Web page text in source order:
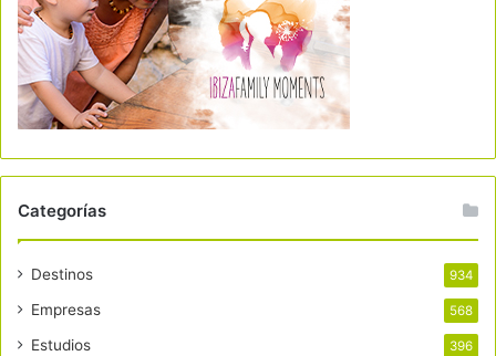
Categorías
Destinos 934
Empresas 568
Estudios 396